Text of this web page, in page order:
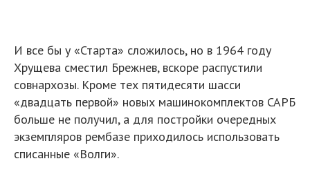
И все бы у «Старта» сложилось, но в 1964 году
Хрущева сместил Брежнев, вскоре распустили
совнархозы. Кроме тех пятидесяти шасси
«двадцать первой» новых машинокомплектов САРБ
больше не получил, а для постройки очередных
экземпляров рембазе приходилось использовать
списанные «Волги».